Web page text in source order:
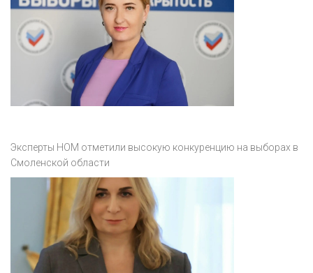
Эксперты НОМ отметили высокую конкуренцию на выборах в
Смоленской области